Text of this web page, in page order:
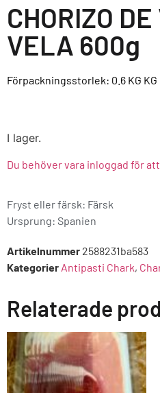
CHORIZO
VELA 600g
Förpackningsstorlek: 0.6 KG KG
I lager.
Du behöver vara inloggad för att
Fryst eller färsk: Färsk
Ursprung: Spanien
Artikelnummer 2588231ba583
Kategorier Antipasti Chark,
Relaterade